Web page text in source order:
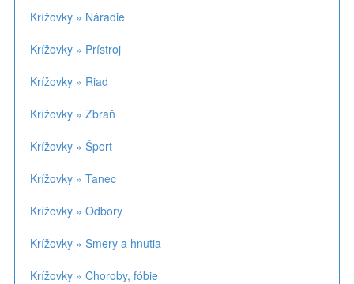
Krížovky » Náradie
Krížovky » Prístroj
Krížovky » Riad
Krížovky » Zbraň
Krížovky » Šport
Krížovky » Tanec
Krížovky » Odbory
Krížovky » Smery a hnutia
Krížovky » Choroby, fóbie